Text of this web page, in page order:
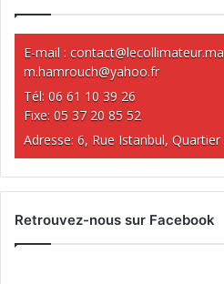
E-mail : contact@lecollimateur.ma
m.hamrouch@yahoo.fr
Tél: 06 61 10 39 26
Fixe: 05 37 20 85 52
Adresse: 6, Rue Istanbul,
Retrouvez-nous sur Facebook